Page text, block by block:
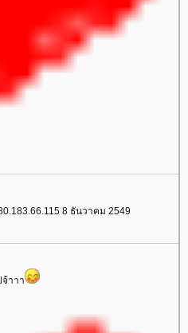
8 ธันวาคม 2549
าาา